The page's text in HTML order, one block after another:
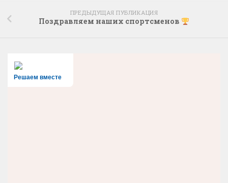
ПРЕДЫДУЩАЯ ПУБЛИКАЦИЯ
Поздравляем наших спортсменов
Решаем вместе